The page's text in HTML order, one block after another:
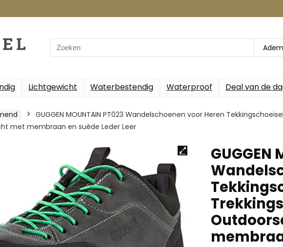
Search
for:
Lichtgewicht Waterbestendig Waterproof Deal van de
GUGGEN MOUNTAIN PT023 Wandelschoenen voor Heren
met membraan en suède Leder Leer
GUGGEN